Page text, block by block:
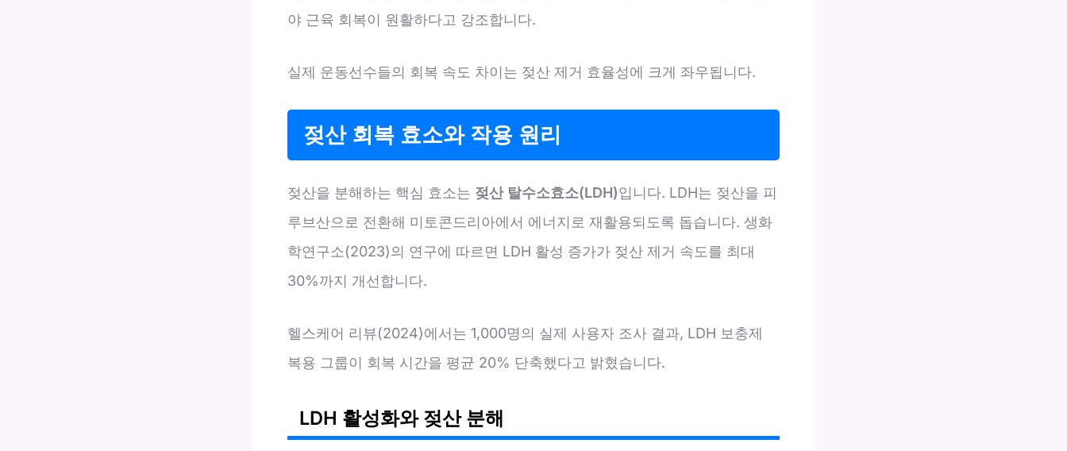
야 근육 회복이 원활하다고 강조합니다.
실제 운동선수들의 회복 속도 차이는 젖산 제거 효율성에 크게 좌우됩니다.
젖산 회복 효소와 작용 원리
젖산을 분해하는 핵심 효소는 젖산 탈수소효소(LDH)입니다. LDH는 젖산을 피
루브산으로 전환해 미토콘드리아에서 에너지로 재활용되도록 돕습니다. 생화
학연구소(2023)의 연구에 따르면 LDH 활성 증가가 젖산 제거 속도를 최대
30%까지 개선합니다.
헬스케어 리뷰(2024)에서는 1,000명의 실제 사용자 조사 결과, LDH 보충제
복용 그룹이 회복 시간을 평균 20% 단축했다고 밝혔습니다.
LDH 활성화와 젖산 분해